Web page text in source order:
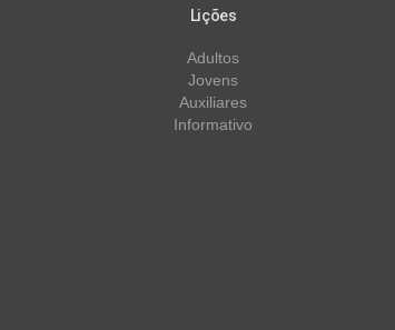
Lições
Adultos
Jovens
Auxiliares
Informativo